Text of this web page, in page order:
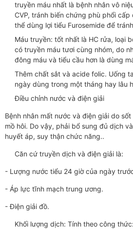
truyền máu nhất là bệnh nhân vô
CVP, tránh biến chứng phù phổi
thể dùng lợi tiểu Furosemide để
Máu truyền: tốt nhất là HC rửa, loại
có truyền máu tươi cùng nhóm, do
đông máu và tiểu cầu hơn là dùng
Thêm chất sắt và acide folic. Uống
ngày dùng trong một tháng hay lâu
Điều chỉnh nước và điện giải
Bệnh nhân mất nước và điện giải do
mồ hôi. Do vậy, phải bổ sung đủ dịch
huyết áp, suy thận chức năng..
Căn cứ truyền dịch và điện giải là:
- Lượng nước tiểu 24 giờ của ngày
- Áp lực tĩnh mạch trung ương.
- Điện giải đồ.
Khối lượng dịch: Tính theo công